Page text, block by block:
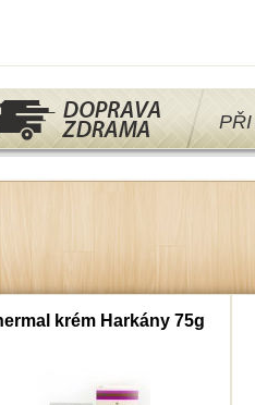
krém Harkány 75g